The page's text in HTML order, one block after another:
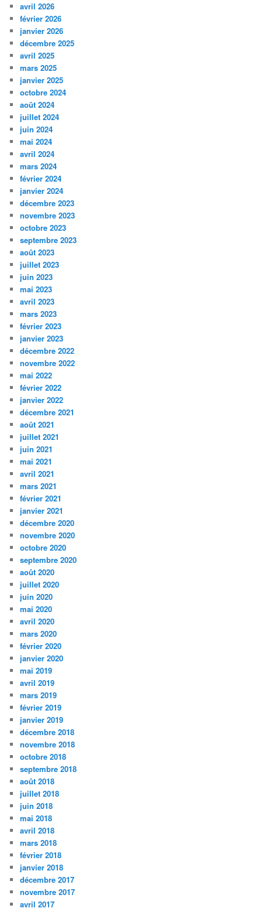
avril 2026
février 2026
janvier 2026
décembre 2025
avril 2025
mars 2025
janvier 2025
octobre 2024
août 2024
juillet 2024
juin 2024
mai 2024
avril 2024
mars 2024
février 2024
janvier 2024
décembre 2023
novembre 2023
octobre 2023
septembre 2023
août 2023
juillet 2023
juin 2023
mai 2023
avril 2023
mars 2023
février 2023
janvier 2023
décembre 2022
novembre 2022
mai 2022
février 2022
janvier 2022
décembre 2021
août 2021
juillet 2021
juin 2021
mai 2021
avril 2021
mars 2021
février 2021
janvier 2021
décembre 2020
novembre 2020
octobre 2020
septembre 2020
août 2020
juillet 2020
juin 2020
mai 2020
avril 2020
mars 2020
février 2020
janvier 2020
mai 2019
avril 2019
mars 2019
février 2019
janvier 2019
décembre 2018
novembre 2018
octobre 2018
septembre 2018
août 2018
juillet 2018
juin 2018
mai 2018
avril 2018
mars 2018
février 2018
janvier 2018
décembre 2017
novembre 2017
avril 2017